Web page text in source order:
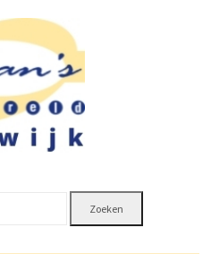
Zoeken